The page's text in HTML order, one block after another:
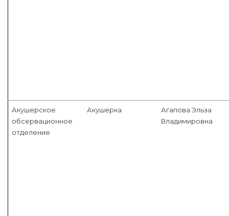
Акушерское
обсервационное
отделение
Акушерка
Агапова Эльза
Владимировна